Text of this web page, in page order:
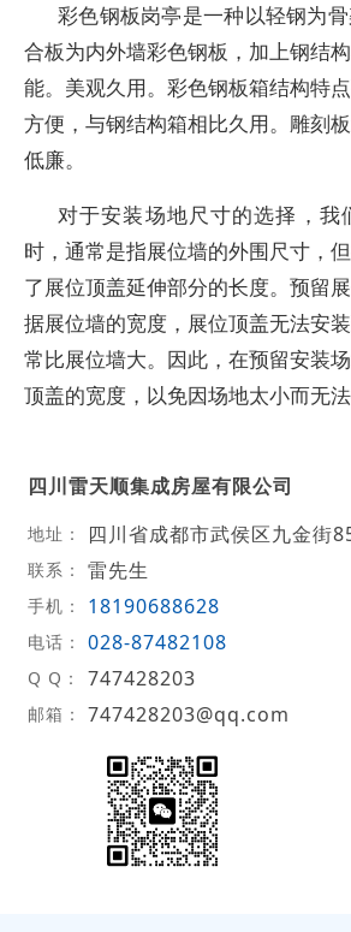
彩色钢板岗亭是一种以轻钢为
合板为内外墙彩色钢板，加上钢结
能。美观久用。彩色钢板箱结构特
方便，与钢结构箱相比久用。雕刻
低廉。
对于安装场地尺寸的选择，我
时，通常是指展位墙的外围尺寸，
了展位顶盖延伸部分的长度。预留
据展位墙的宽度，展位顶盖无法安
常比展位墙大。因此，在预留安装
顶盖的宽度，以免因场地太小而无法
四川雷天顺集成房屋有限公司
地址： 四川省成都市武侯区九金街
联系： 雷先生
手机： 18190688628
电话： 028-87482108
Q Q： 747428203
邮箱： 747428203@qq.com